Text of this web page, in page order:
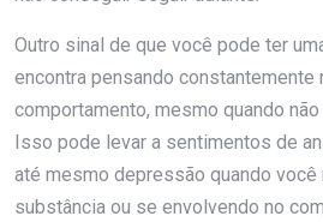
Outro sinal de que você pode ter
encontra pensando constantemente
comportamento, mesmo quando
Isso pode levar a sentimentos de
até mesmo depressão quando você
substância ou se envolvendo no